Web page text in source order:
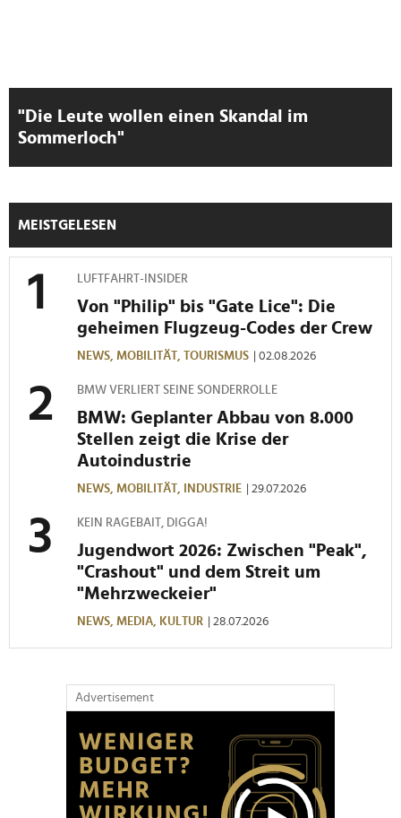
"Die Leute wollen einen Skandal im
Sommerloch"
MEISTGELESEN
LUFTFAHRT-INSIDER
Von "Philip" bis "Gate Lice": Die
geheimen Flugzeug-Codes der Crew
NEWS, MOBILITÄT, TOURISMUS | 02.08.2026
BMW VERLIERT SEINE SONDERROLLE
BMW: Geplanter Abbau von 8.000
Stellen zeigt die Krise der
Autoindustrie
NEWS, MOBILITÄT, INDUSTRIE | 29.07.2026
KEIN RAGEBAIT, DIGGA!
Jugendwort 2026: Zwischen "Peak",
"Crashout" und dem Streit um
"Mehrzweckeier"
NEWS, MEDIA, KULTUR | 28.07.2026
Advertisement